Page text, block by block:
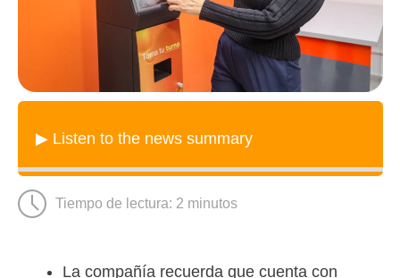
▶ Listen to the news summary
Tiempo de lectura: 2 minutos
La compañía recuerda que cuenta con